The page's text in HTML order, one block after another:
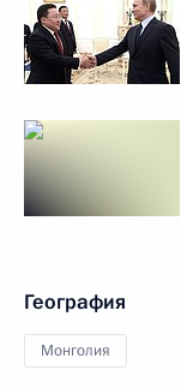
География
Монголия